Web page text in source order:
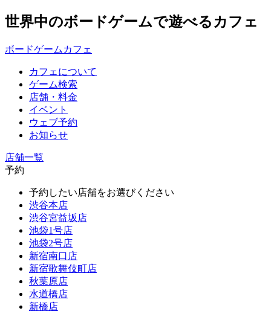
世界中のボードゲームで遊べるカフェ
ボードゲームカフェ
カフェについて
ゲーム検索
店舗・料金
イベント
ウェブ予約
お知らせ
店舗一覧
予約
予約したい店舗をお選びください
渋谷本店
渋谷宮益坂店
池袋1号店
池袋2号店
新宿南口店
新宿歌舞伎町店
秋葉原店
水道橋店
新橋店